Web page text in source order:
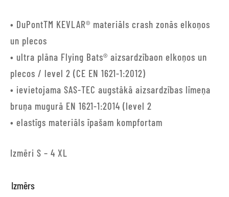
• DuPontTM KEVLAR® materiāls crash zonās elkoņos
un plecos
• ultra plāna Flying Bats® aizsardzībaon elkoņos un
plecos / level 2 (CE EN 1621-1:2012)
• ievietojama SAS-TEC augstākā aizsardzības līmeņa
bruņa mugurā EN 1621-1:2014 (level 2
• elastīgs materiāls īpašam kompfortam
Izmēri S – 4 XL
Izmērs